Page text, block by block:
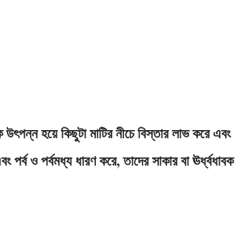
হয়ে কিছুটা মাটির নীচে বিস্তার লাভ করে এবং
ও পর্বমধ্য ধারণ করে, তাদের সাকার বা ঊর্ধ্বধাবক